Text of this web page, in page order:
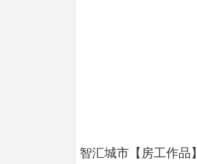
智汇城市【房工作品】